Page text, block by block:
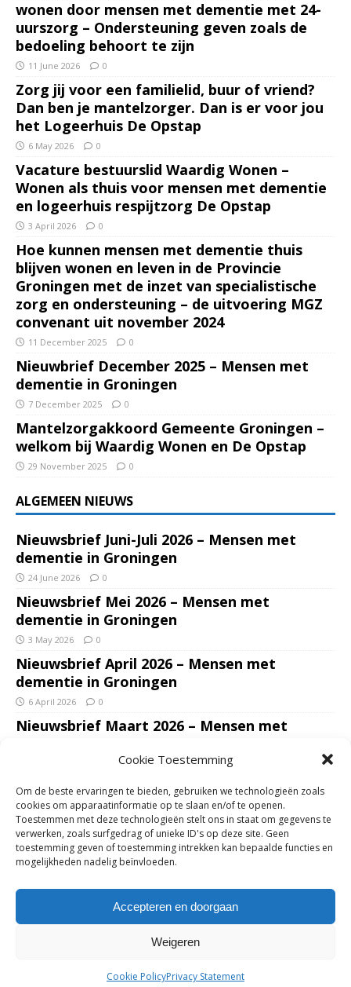
Cookie Toestemming
Om de beste ervaringen te bieden, gebruiken we technologieën zoals
cookies om apparaatinformatie op te slaan en/of te openen.
Toestemmen met deze technologieën stelt ons in staat om gegevens te
verwerken, zoals surfgedrag of unieke ID's op deze site. Geen
toestemming geven of toestemming intrekken kan bepaalde functies en
mogelijkheden nadelig beïnvloeden.
Accepteren en doorgaan
Weigeren
Cookie PolicyPrivacy Statement
wonen door mensen met dementie met 24-
uurszorg – Ondersteuning geven zoals de
bedoeling behoort te zijn
11 June 2026 0
Zorg jij voor een familielid, buur of vriend?
Dan ben je mantelzorger. Dan is er voor jou
het Logeerhuis De Opstap
6 May 2026 0
Vacature bestuurslid Waardig Wonen –
Wonen als thuis voor mensen met dementie
en logeerhuis respijtzorg De Opstap
3 April 2026 0
Hoe kunnen mensen met dementie thuis
blijven wonen en leven in de Provincie
Groningen met de inzet van specialistische
zorg en ondersteuning – de uitvoering MGZ
convenant uit november 2024
11 December 2025 0
Nieuwbrief December 2025 – Mensen met
dementie in Groningen
7 December 2025 0
Mantelzorgakkoord Gemeente Groningen –
welkom bij Waardig Wonen en De Opstap
29 November 2025 0
ALGEMEEN NIEUWS
Nieuwsbrief Juni-Juli 2026 – Mensen met
dementie in Groningen
24 June 2026 0
Nieuwsbrief Mei 2026 – Mensen met
dementie in Groningen
3 May 2026 0
Nieuwsbrief April 2026 – Mensen met
dementie in Groningen
6 April 2026 0
Nieuwsbrief Maart 2026 – Mensen met
Nieuwsbrief Januari – Februari 2026 – Mensen
met dementie in Groningen
7 February 2026 0
Ondersteun mantelzorgers – gun hun een
adempauze in De Opstap. Inzamelingsactie
voor De Opstap gestart op GoFundMe
0
info over deze websitevoor meer informatie.